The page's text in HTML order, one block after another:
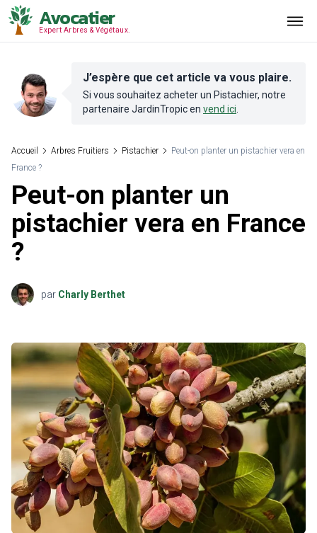
Avocatier
Expert Arbres & Végétaux.
J’espère que cet article va vous plaire.
Si vous souhaitez acheter un Pistachier, notre
partenaire JardinTropicen vend ici
Accueil Arbres Fruitiers Pistachier
Peut-on planter un pistachier vera en
France ?
Peut-on planter un
pistachier vera en France
?
par Charly Berthet